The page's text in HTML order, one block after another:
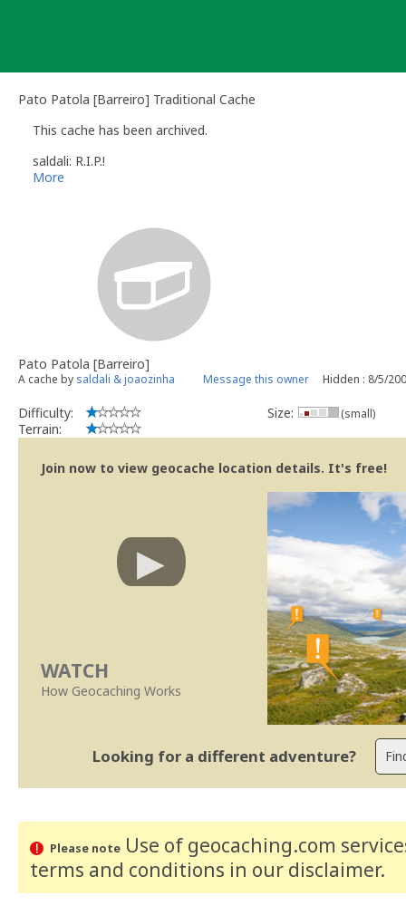
Pato Patola [Barreiro] Traditional Cache
This cache has been archived.
saldali: R.I.P.!
More
Pato Patola [Barreiro]
A cache by saldali & joaozinha Message this owner Hidden : 8/5/
Difficulty:
Terrain:
Size: (small)
Join now to view geocache location details. It's free!
WATCH
How Geocaching Works
Looking for a different adventure?
Please noteUse of geocaching.com
terms and conditions in our disclaimer.